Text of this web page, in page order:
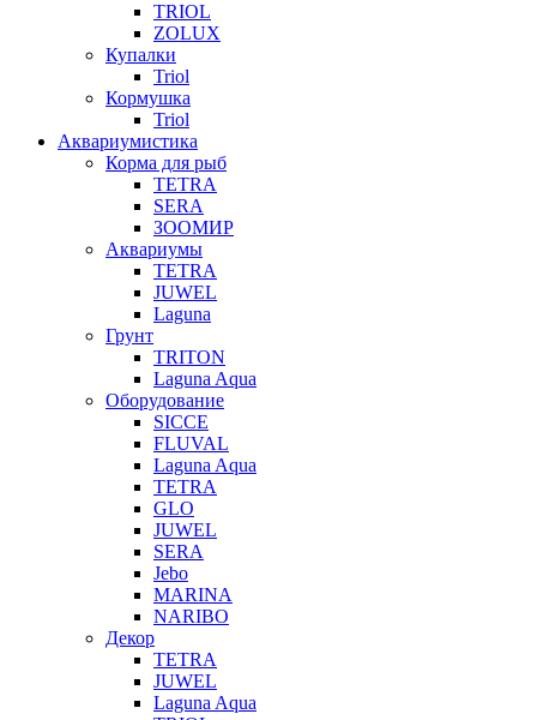
TRIOL
ZOLUX
Купалки
Triol
Кормушка
Triol
Аквариумистика
Корма для рыб
TETRA
SERA
ЗООМИР
Аквариумы
TETRA
JUWEL
Laguna
Грунт
TRITON
Laguna Aqua
Оборудование
SICCE
FLUVAL
Laguna Aqua
TETRA
GLO
JUWEL
SERA
Jebo
MARINA
NARIBO
Декор
TETRA
JUWEL
Laguna Aqua